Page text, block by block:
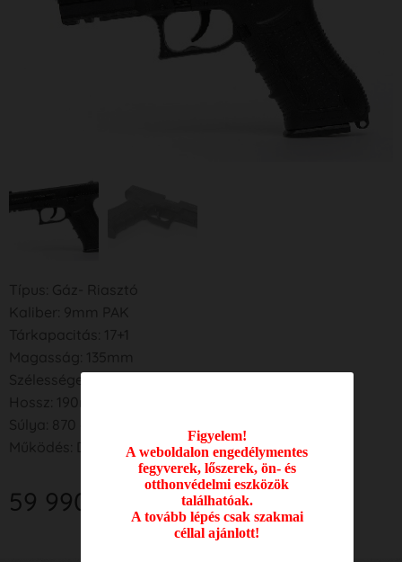
Figyelem!
A weboldalon engedélymentes
fegyverek, lőszerek, ön- és
otthonvédelmi eszközök
találhatóak.
A tovább lépés csak szakmai
céllal ajánlott!
Szélessége: 33mm
59 990